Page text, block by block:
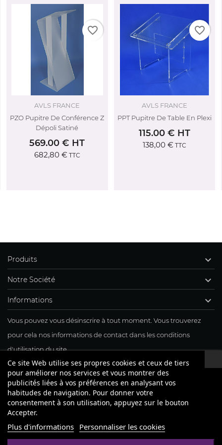
AVLS FRANCE
PZO Pupitre De Conférence Z
Dépoli Satiné
569.00 € HT
682,80 €TTC
favorite_border
AVLS FRANCE
PPT Pupitre De Table En Plexi
115.00 € HT
138,00 €TTC
favorite_border
Informations 
Vous pouvez vous désinscrire à tout moment. Vous trouverez
pour cela nos informations de contact dans les conditions
d'utilisation du site.
J'accepte mon inscription à la newsletter
Produits 
Notre Société 
Ce site Web utilise ses propres cookies et ceux de tiers
pour améliorer nos services et vous montrer des
publicités liées à vos préférences en analysant vos
habitudes de navigation. Pour donner votre
consentement à son utilisation, appuyez sur le bouton
Accepter.
Plus d'informations Personnaliser les cookies